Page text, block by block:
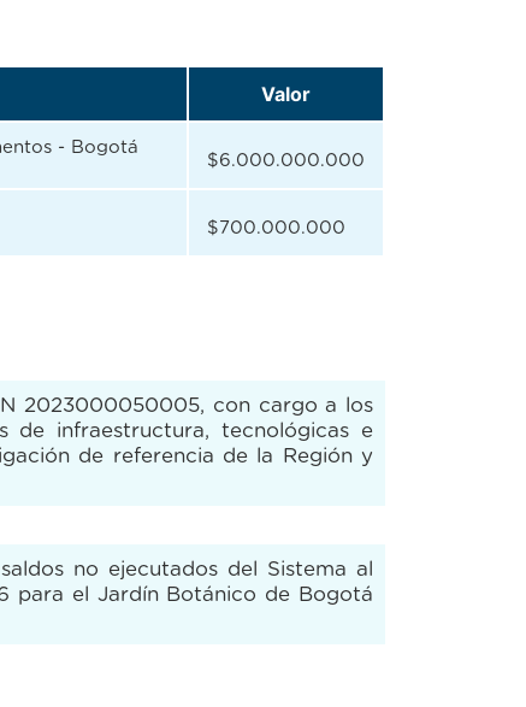
Valor
- Bogotá
$6.000.000.000
$700.000.000
2023000050005, con cargo a los
de infraestructura, tecnológicas e
de referencia de la Región y
no ejecutados del Sistema al
para el Jardín Botánico de Bogotá